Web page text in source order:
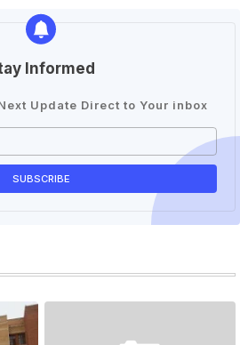
Informed
Update Direct to Your inbox